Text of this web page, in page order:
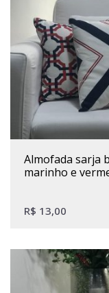
almofada sarja branco
marinho e
R$ 13,00